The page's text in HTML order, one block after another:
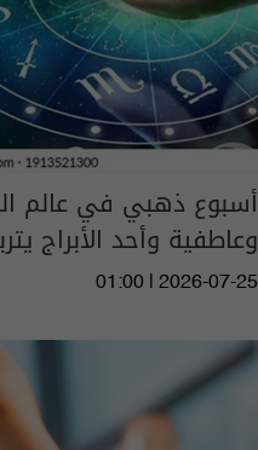
أسبوع ذهبي في عالم
وعاطفية وأحد الأبراج
01:00 | 2026-07-25